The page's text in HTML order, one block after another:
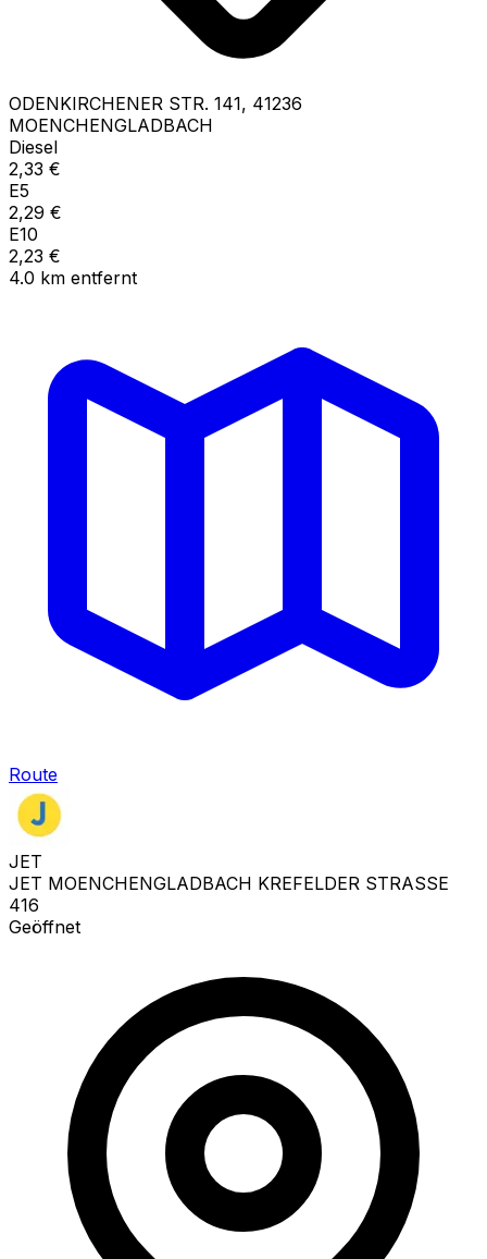
ODENKIRCHENER STR. 141, 41236
MOENCHENGLADBACH
Diesel
2,33 €
E5
2,29 €
E10
2,23 €
4.0 km entfernt
Route
JET
JET MOENCHENGLADBACH KREFELDER STRASSE
416
Geöffnet